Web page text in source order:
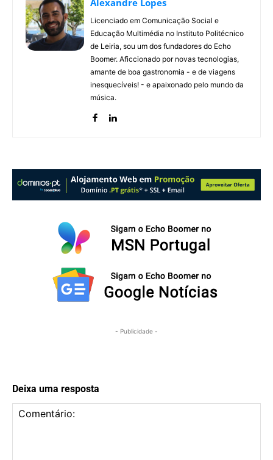
Alexandre Lopes
Licenciado em Comunicação Social e
Educação Multimédia no Instituto Politécnico
de Leiria, sou um dos fundadores do Echo
Boomer. Aficcionado por novas tecnologias,
amante de boa gastronomia - e de viagens
inesquecíveis! - e apaixonado pelo mundo da
música.
- Publicidade -
Deixa uma resposta